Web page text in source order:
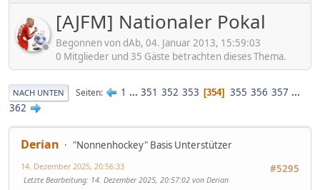
[AJFM] Nationaler Pokal
Begonnen von dAb, 04. Januar 2013, 15:59:03
0 Mitglieder und 35 Gäste betrachten dieses Thema.
NACH UNTEN Seiten 1 ... 351 352 353 354 355 356 357 ...
362
Derian
"Nonnenhockey" Basis Unterstützer
#5295
14. Dezember 2025, 20:56:33
Letzte Bearbeitung: 14. Dezember 2025, 20:57:02 von Derian